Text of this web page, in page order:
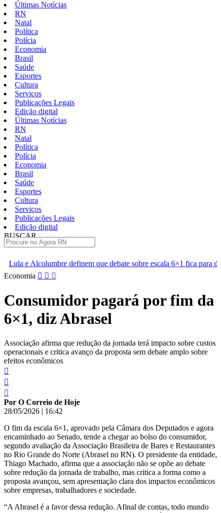
Últimas Notícias
RN
Natal
Política
Polícia
Economia
Brasil
Saúde
Esportes
Cultura
Serviços
Publicações Legais
Edição digital
Últimas Notícias
RN
Natal
Política
Polícia
Economia
Brasil
Saúde
Esportes
Cultura
Serviços
Publicações Legais
Edição digital
BUSCAR
que debate sobre escala 6×1 fica para depois das eleições
Pular
conteúdo
Economia
Consumidor pagará por fim da
6×1, diz Abrasel
Associação afirma que redução da jornada terá impacto sobre custos
operacionais e critica avanço da proposta sem debate amplo sobre
efeitos econômicos
Por O Correio de Hoje
28/05/2026 | 16:42
O fim da escala 6×1, aprovado pela Câmara dos Deputados e agora
encaminhado ao Senado, tende a chegar ao bolso do consumidor,
segundo avaliação da Associação Brasileira de Bares e Restaurantes
no Rio Grande do Norte (Abrasel no RN). O presidente da entidade,
Thiago Machado, afirma que a associação não se opõe ao debate
sobre redução da jornada de trabalho, mas critica a forma como a
proposta avançou, sem apresentação clara dos impactos econômicos
sobre empresas, trabalhadores e sociedade.
“A Abrasel é a favor dessa redução. Afinal de contas, todo mundo